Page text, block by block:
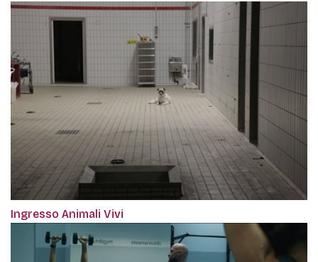
Ingresso Animali Vivi